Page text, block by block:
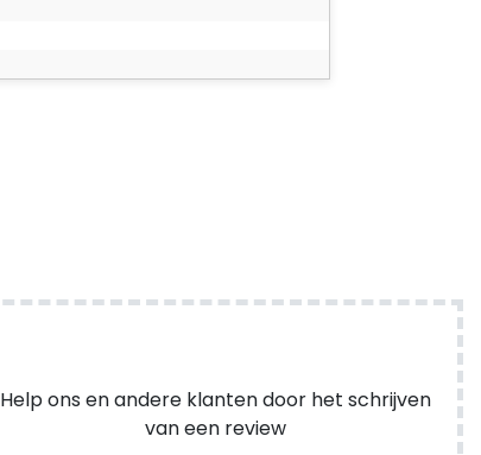
Help ons en andere klanten door het schrijven
van een review